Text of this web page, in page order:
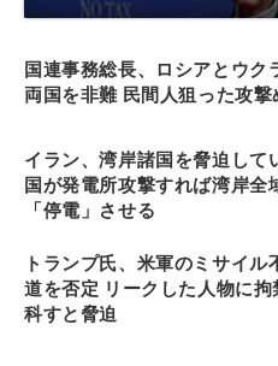
国連事務総長、ロシアとウク
両国を非難 民間人狙った攻撃
イラン、湾岸諸国を脅迫して
国が発電所攻撃すれば湾岸全
「停電」させる
トランプ氏、米軍のミサイル
道を否定 リークした人物に拘
科すと脅迫